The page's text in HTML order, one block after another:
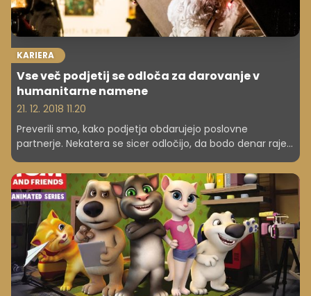
KARIERA
Vse več podjetij se odloča za darovanje v
humanitarne namene
21. 12. 2018 11.20
Preverili smo, kako podjetja obdarujejo poslovne
partnerje. Nekatera se sicer odločijo, da bodo denar raje